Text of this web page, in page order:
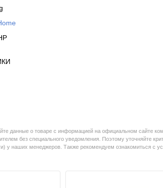
данные о товаре с информацией на официальном сайте
без специального уведомления. Поэтому уточняйте
у наших менеджеров. Также рекомендуем ознакомиться с